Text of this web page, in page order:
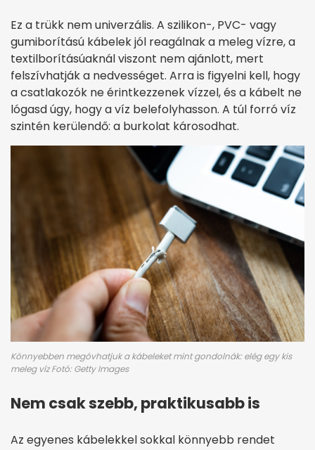
Ez a trükk nem univerzális. A szilikon-, PVC- vagy
gumiborítású kábelek jól reagálnak a meleg vízre, a
textilborításúaknál viszont nem ajánlott, mert
felszívhatják a nedvességet. Arra is figyelni kell, hogy
a csatlakozók ne érintkezzenek vízzel, és a kábelt ne
lógasd úgy, hogy a víz belefolyhasson. A túl forró víz
szintén kerülendő: a burkolat károsodhat.
Könnyebben megóvhatjuk a kábeleket mint gondolnák: elég egy kis
meleg víz Fotó: Getty Images
Nem csak szebb, praktikusabb is
Az egyenes kábelekkel sokkal könnyebb rendet